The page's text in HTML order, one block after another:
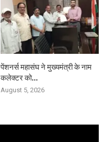
पेंशनर्स महासंघ ने मुख्यमंत्री के नाम
कलेक्टर को...
August 5, 2026